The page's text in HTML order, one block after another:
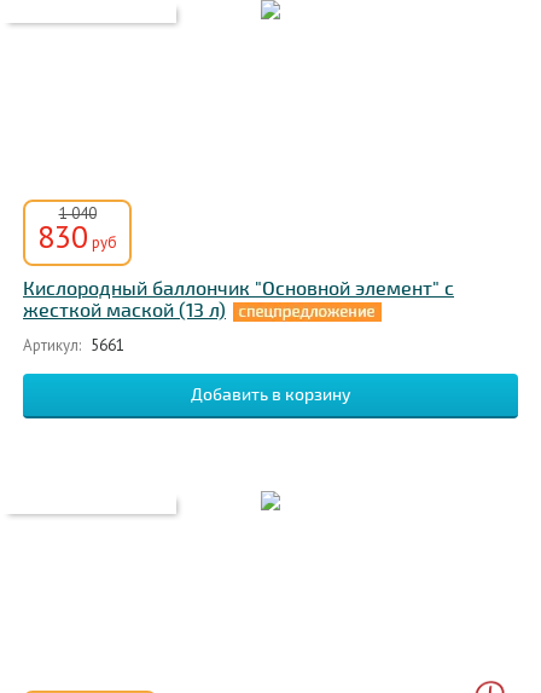
1 040
830 руб
Кислородный баллончик "Основной элемент" с
жесткой маской (13 л)
Артикул: 5661